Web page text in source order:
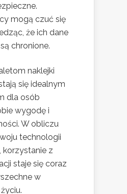
mogą czuć się
że ich dane
chronione.
naklejki
się idealnym
dla osób
wygodę i
W obliczu
technologii
korzystanie z
staje się coraz
w